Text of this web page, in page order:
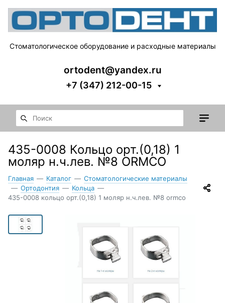
Стоматологическое оборудование и расходные материалы
ortodent@yandex.ru
+7 (347) 212-00-15
435-0008 Кольцо орт.(0,18) 1
моляр н.ч.лев. №8 ORMCO
Главная — Каталог — Стоматологические материалы
— Ортодонтия — Кольца —
435-0008 кольцо орт.(0,18) 1 моляр н.ч.лев. №8 ormco